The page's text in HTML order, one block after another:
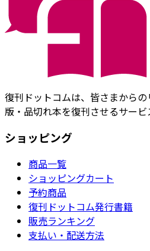
復刊ドットコムは、皆さまから
版・品切れ本を復刊させるサービ
ショッピング
商品一覧
ショッピングカート
予約商品
復刊ドットコム発行書籍
販売ランキング
支払い・配送方法